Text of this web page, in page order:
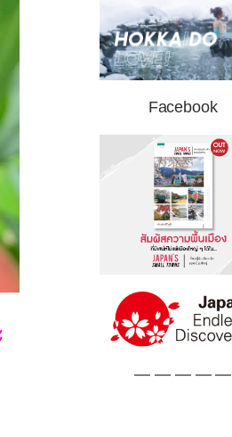
Facebook
— — — — —